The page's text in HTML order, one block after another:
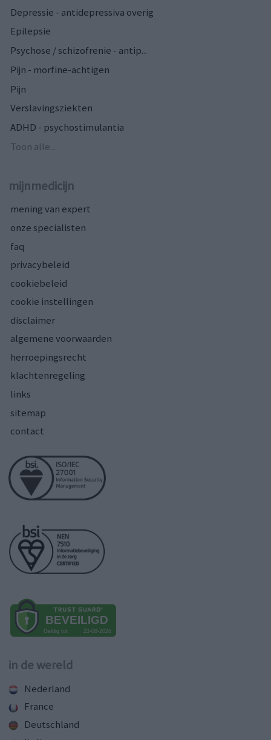
Depressie - antidepressiva overig
Epilepsie
Psychose / schizofrenie - antip...
Pijn - morfine-achtigen
Pijn
Verslavingsziekten
ADHD - psychostimulantia
Toon alle...
mijnmedicijn
mening van expert
onze specialisten
faq
privacybeleid
cookiebeleid
cookie instellingen
disclaimer
algemene voorwaarden
herroepingsrecht
klachtenregeling
links
sitemap
contact
in de wereld
Nederland
France
Deutschland